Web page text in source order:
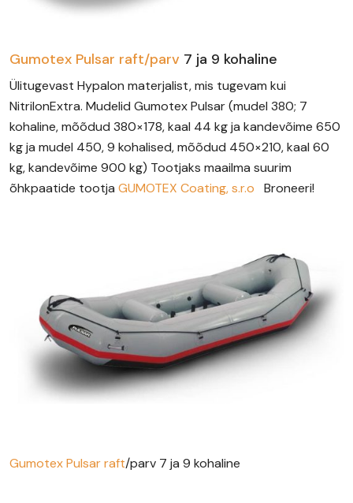
Gumotex Pulsar raft/parv 7 ja 9 kohaline
Ülitugevast Hypalon materjalist, mis tugevam kui
NitrilonExtra. Mudelid Gumotex Pulsar (mudel 380; 7
kohaline, mõõdud 380×178, kaal 44 kg ja kandevõime 650
kg ja mudel 450, 9 kohalised, mõõdud 450×210, kaal 60
kg, kandevõime 900 kg) Tootjaks maailma suurim
õhkpaatide tootja GUMOTEX Coating, s.r.o Broneeri!
Gumotex Pulsar raft/parv 7 ja 9 kohaline